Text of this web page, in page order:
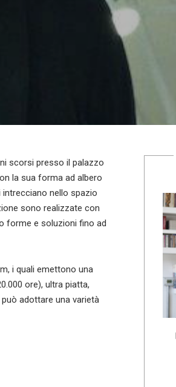
scorsi presso il palazzo
la sua forma ad albero
intrecciano nello spazio
sono realizzate con
forme e soluzioni fino ad
i quali emettono una
ore), ultra piatta,
adottare una varietà